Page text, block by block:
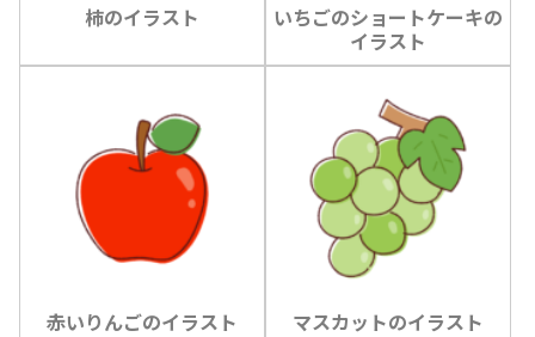
柿のイラスト
いちごのショートケーキの
イラスト
赤いりんごのイラスト マスカットのイラスト